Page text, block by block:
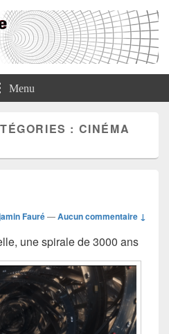
Menu
: CINÉMA
Fauré—Aucun commentaire ↓
une spirale de 3000 ans